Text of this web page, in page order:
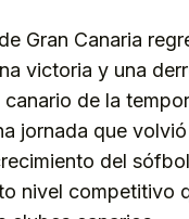
Gran Canaria
victoria y una
de la
jornada que
del
nivel competitivo